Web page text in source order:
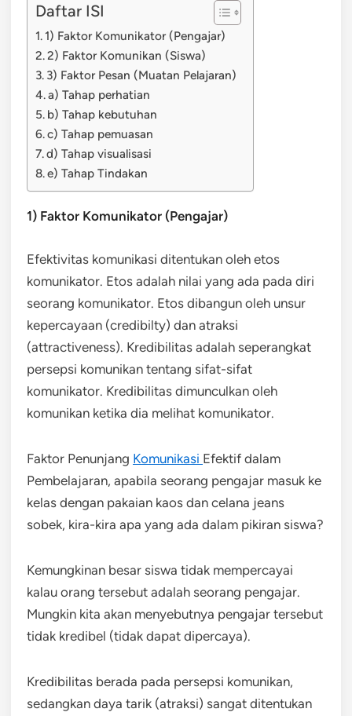
Daftar ISI
1) Faktor Komunikator (Pengajar)
2) Faktor Komunikan (Siswa)
3) Faktor Pesan (Muatan Pelajaran)
a) Tahap perhatian
b) Tahap kebutuhan
c) Tahap pemuasan
d) Tahap visualisasi
e) Tahap Tindakan
1) Faktor Komunikator (Pengajar)
Efektivitas komunikasi ditentukan oleh etos
komunikator. Etos adalah nilai yang ada pada diri
seorang komunikator. Etos dibangun oleh unsur
kepercayaan (credibilty) dan atraksi
(attractiveness). Kredibilitas adalah seperangkat
persepsi komunikan tentang sifat-sifat
komunikator. Kredibilitas dimunculkan oleh
komunikan ketika dia melihat komunikator.
Faktor Penunjang Komunikasi Efektif dalam
Pembelajaran, apabila seorang pengajar masuk ke
kelas dengan pakaian kaos dan celana jeans
sobek, kira-kira apa yang ada dalam pikiran siswa?
Kemungkinan besar siswa tidak mempercayai
kalau orang tersebut adalah seorang pengajar.
Mungkin kita akan menyebutnya pengajar tersebut
tidak kredibel (tidak dapat dipercaya).
Kredibilitas berada pada persepsi komunikan,
sedangkan daya tarik (atraksi) sangat ditentukan